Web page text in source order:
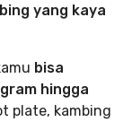
yang kaya
bisa
hingga
plate, kambing